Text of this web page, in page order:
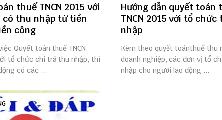
thuế TNCN 2015 với
có thu nhập từ tiền
công
Quyết toán thuế TNCN
tổ chức chi trả thu nhập, thì
có các ...
Hướng dẫn quyết toán
TNCN 2015 với tổ
nhập
Kèm theo quyết toánthuế thu
doanh nghiệp, các đơn vị tổ
nhập cho người lao động ...